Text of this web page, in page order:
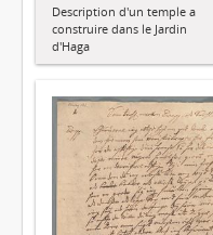
Description d'un temple a
construire dans le Jardin
d'Haga